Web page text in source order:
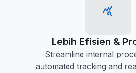
query_stats
Lebih Efisien &
Streamline internal
automated tracking and